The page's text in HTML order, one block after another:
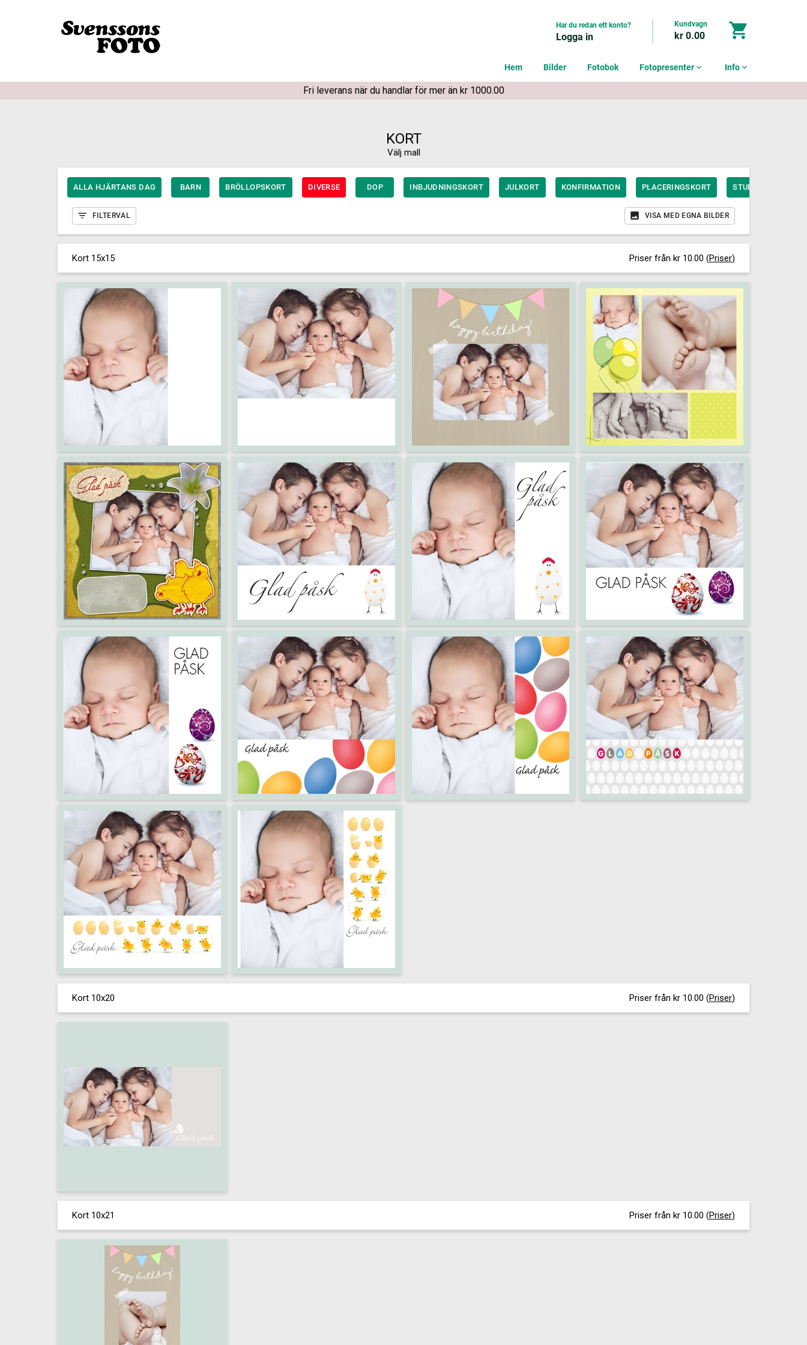
Har du redan ett konto?
Logga in
Kundvagn
kr 0.00 shopping_cart
Hem Bilder Fotobok Fotopresenter expand_more Info expand_more
Fri leverans när du handlar för mer än kr 1000.00
KORT
Välj mall
ALLA HJÄRTANS DAG BARN BRÖLLOPSKORT DIVERSE DOP INBJUDNINGSKORT JULKORT KONFIRMATION PLACERINGSKORT STUDENT
FILTERVAL VISA MED EGNA BILDER
Kort 15x15 Priser från kr 10.00 (Priser)
Kort 10x20 Priser från kr 10.00 (Priser)
Kort 10x21 Priser från kr 10.00 (Priser)